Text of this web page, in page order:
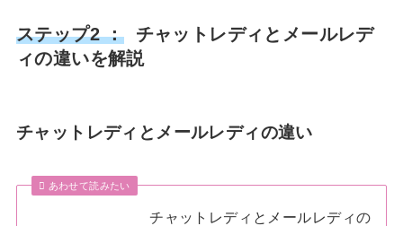
ステップ2 ：チャットレディとメールレデ
ィの違いを解説
チャットレディとメールレディの違い
あわせて読みたい
チャットレディとメールレディの